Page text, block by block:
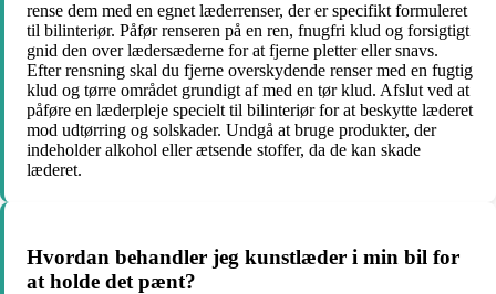
rense dem med en egnet læderrenser, der er specifikt formuleret
til bilinteriør. Påfør renseren på en ren, fnugfri klud og forsigtigt
gnid den over lædersæderne for at fjerne pletter eller snavs.
Efter rensning skal du fjerne overskydende renser med en fugtig
klud og tørre området grundigt af med en tør klud. Afslut ved at
påføre en læderpleje specielt til bilinteriør for at beskytte læderet
mod udtørring og solskader. Undgå at bruge produkter, der
indeholder alkohol eller ætsende stoffer, da de kan skade
læderet.
Hvordan behandler jeg kunstlæder i min bil for
at holde det pænt?